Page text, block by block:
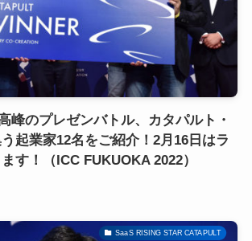
峰のプレゼンバトル、カタパルト・
起業家12名をご紹介！2月16日はラ
す！（ICC FUKUOKA 2022）
SaaS RISING STAR CATAPULT